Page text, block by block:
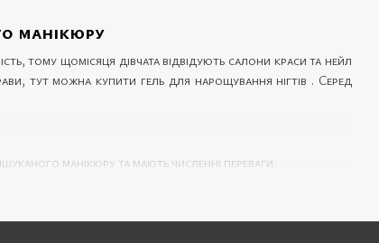
манікюру
тому щомісяця дівчата відвідують салони краси та нейл
тут можна купити гель для нарощування нігтів . Серед
манікюру та мають численні переваги.